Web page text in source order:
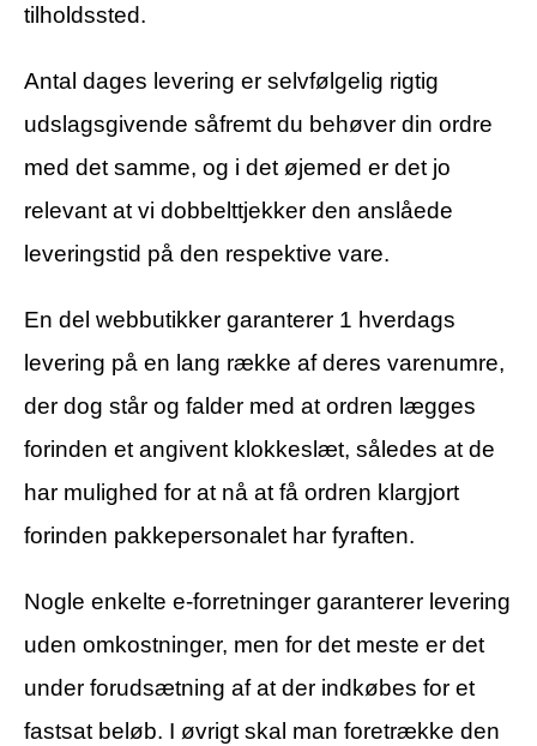
tilholdssted.
Antal dages levering er selvfølgelig rigtig
udslagsgivende såfremt du behøver din ordre
med det samme, og i det øjemed er det jo
relevant at vi dobbelttjekker den anslåede
leveringstid på den respektive vare.
En del webbutikker garanterer 1 hverdags
levering på en lang række af deres varenumre,
der dog står og falder med at ordren lægges
forinden et angivent klokkeslæt, således at de
har mulighed for at nå at få ordren klargjort
forinden pakkepersonalet har fyraften.
Nogle enkelte e-forretninger garanterer levering
uden omkostninger, men for det meste er det
under forudsætning af at der indkøbes for et
fastsat beløb. I øvrigt skal man foretrække den